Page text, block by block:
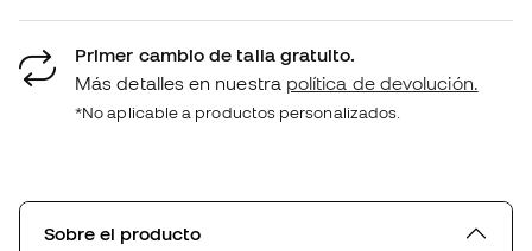
Primer cambio de talla gratuito.
Más detalles en nuestra política de devolución.
*No aplicable a productos personalizados.
Sobre el producto